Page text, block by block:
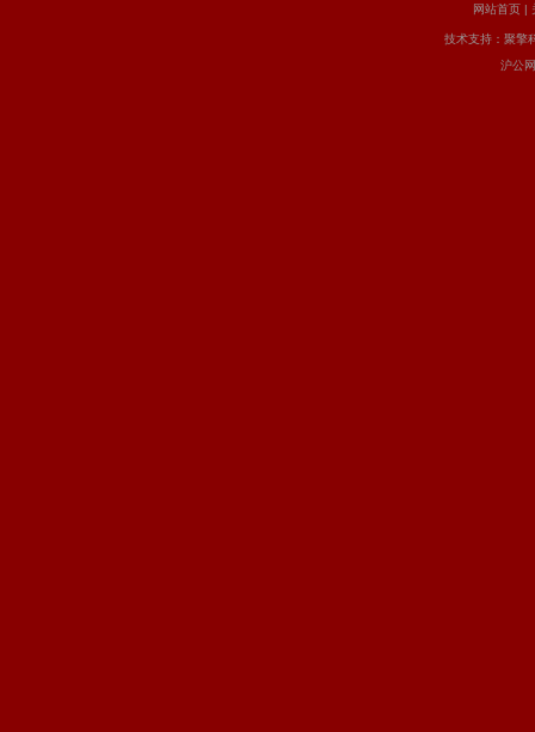
网站首页 |
技术支持： 聚擎
沪公